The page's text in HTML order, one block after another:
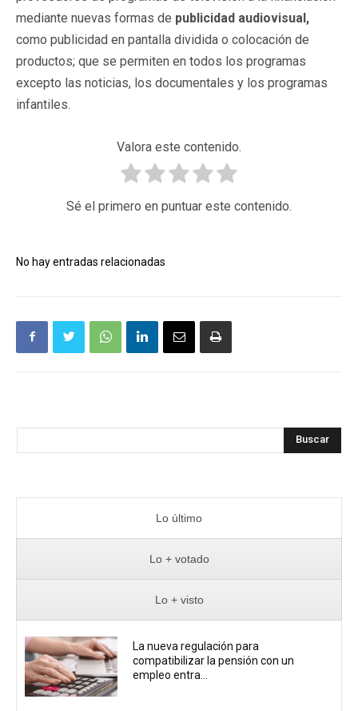
mediante nuevas formas de publicidad audiovisual,
como publicidad en pantalla dividida o colocación de
productos; que se permiten en todos los programas
excepto las noticias, los documentales y los programas
infantiles.
Valora este contenido.
Sé el primero en puntuar este contenido.
No hay entradas relacionadas
Buscar
Lo último
Lo + votado
Lo + visto
La nueva regulación para
compatibilizar la pensión con un
empleo entra...